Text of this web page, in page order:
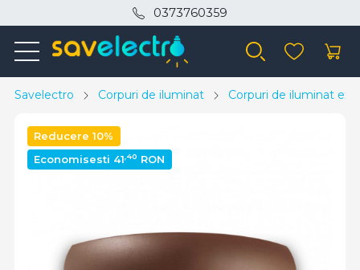
0373760359
Savelectro Corpuri de iluminat Corpuri de iluminat
Reducere 10%
Economisesti 41,40 RON